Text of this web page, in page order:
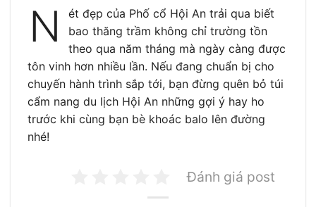
N
ét đẹp của Phố cổ Hội An trải qua biết
bao thăng trầm không chỉ trường tồn
theo qua năm tháng mà ngày càng được
tôn vinh hơn nhiều lần. Nếu đang chuẩn bị cho
chuyến hành trình sắp tới, bạn đừng quên bỏ túi
cẩm nang du lịch Hội An những gợi ý hay ho
trước khi cùng bạn bè khoác balo lên đường
nhé!
Đánh giá post